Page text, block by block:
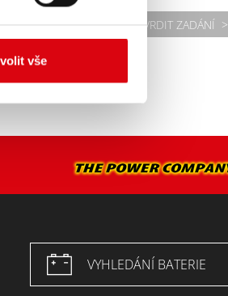
vše
POTVRDIT ZADÁNÍ >
VYHLEDÁNÍ BATERIE